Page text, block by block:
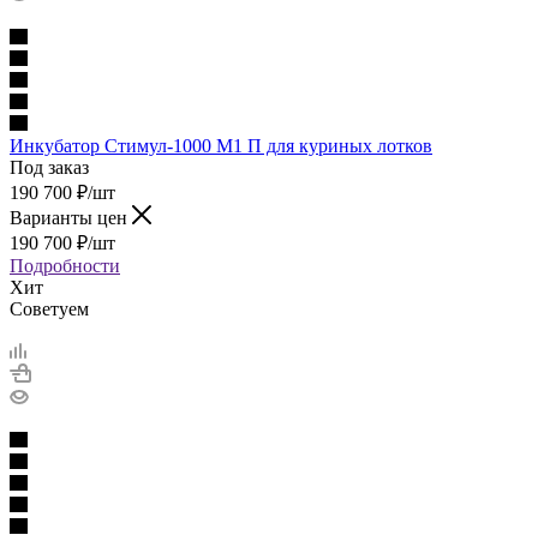
Инкубатор Стимул-1000 М1 П для куриных лотков
Под заказ
190 700 ₽/шт
Варианты цен
190 700 ₽/шт
Подробности
Хит
Советуем